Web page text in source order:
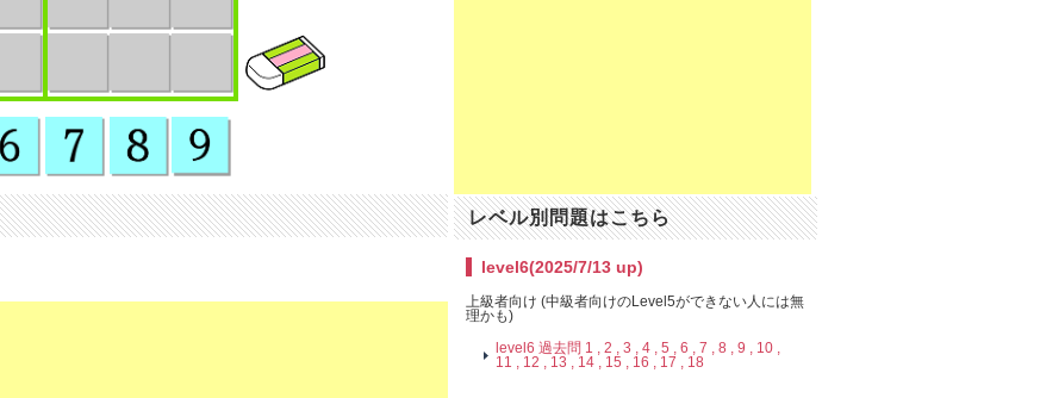
レベル別問題はこちら
level6(2025/7/13 up)
上級者向け (中級者向けのLevel5ができない人には無
理かも)
level6 過去問 1 , 2 , 3 , 4 , 5 , 6 , 7 , 8 , 9 , 10 ,
11 , 12 , 13 , 14 , 15 , 16 , 17 , 18